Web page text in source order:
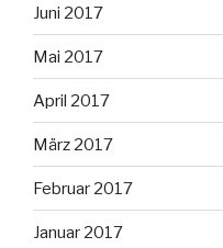
Juni 2017
Mai 2017
April 2017
März 2017
Februar 2017
Januar 2017